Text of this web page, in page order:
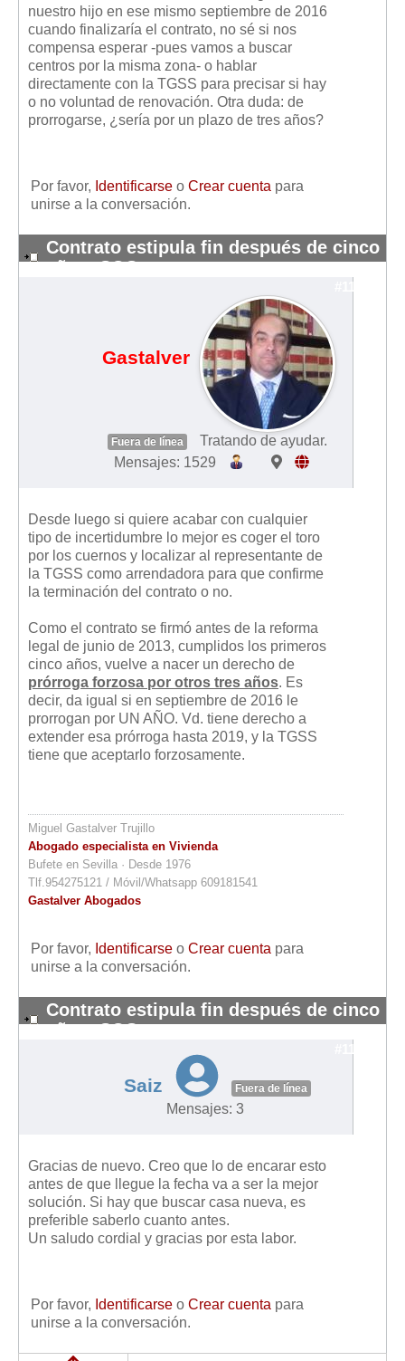
nuestro hijo en ese mismo septiembre de 2016
cuando finalizaría el contrato, no sé si nos
compensa esperar -pues vamos a buscar
centros por la misma zona- o hablar
directamente con la TGSS para precisar si hay
o no voluntad de renovación. Otra duda: de
prorrogarse, ¿sería por un plazo de tres años?
Por favor, Identificarse o Crear cuenta para
unirse a la conversación.
Contrato estipula fin después de cinco
años: SOS
Gastalver
Fuera de línea
Tratando de ayudar.
Mensajes: 1529
Desde luego si quiere acabar con cualquier
tipo de incertidumbre lo mejor es coger el toro
por los cuernos y localizar al representante de
la TGSS como arrendadora para que confirme
la terminación del contrato o no.
Como el contrato se firmó antes de la reforma
legal de junio de 2013, cumplidos los primeros
cinco años, vuelve a nacer un derecho de
prórroga forzosa por otros tres años. Es
decir, da igual si en septiembre de 2016 le
prorrogan por UN AÑO. Vd. tiene derecho a
extender esa prórroga hasta 2019, y la TGSS
tiene que aceptarlo forzosamente.
Miguel Gastalver Trujillo
Abogado especialista en Vivienda
Bufete en Sevilla · Desde 1976
Tlf.954275121 / Móvil/Whatsapp 609181541
Gastalver Abogados
Por favor, Identificarse o Crear cuenta para
unirse a la conversación.
Contrato estipula fin después de cinco
años: SOS
Saiz Fuera de línea
Mensajes: 3
Gracias de nuevo. Creo que lo de encarar esto
antes de que llegue la fecha va a ser la mejor
solución. Si hay que buscar casa nueva, es
preferible saberlo cuanto antes.
Un saludo cordial y gracias por esta labor.
Por favor, Identificarse o Crear cuenta para
unirse a la conversación.